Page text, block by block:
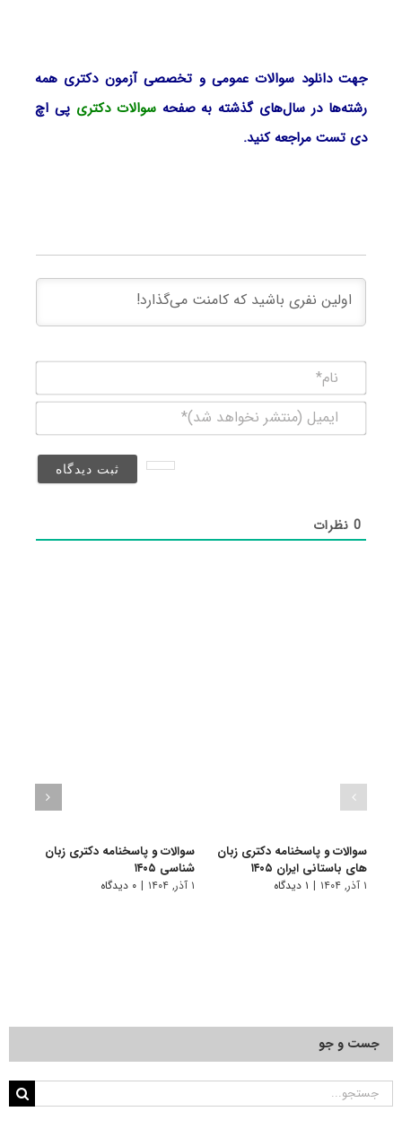
جهت دانلود سوالات عمومی و تخصصی آزمون دکتری همه
رشته‌ها در سال‌های گذشته به صفحهسوالات دکتری پی اچ
دی تست مراجعه کنید.
(منتشر
0نظرات
سوالات و پاسخنامه دکتری زبان
های باستانی ایران ۱۴۰۵
۱ آذر, ۱۴۰۴ | ۱ دیدگاه
سوالات و پاسخنامه دکتری زبان‌
شناسی ۱۴۰۵
۱ آذر, ۱۴۰۴ | ۰ دیدگاه
جست و جو
جستجو